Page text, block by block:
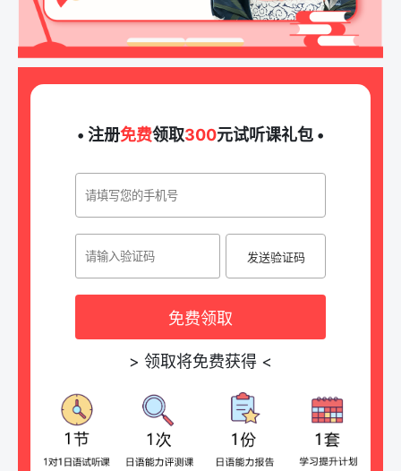
• 注册免费领取300元试听课礼包 •
发送验证码
免费领取
> 领取将免费获得 <